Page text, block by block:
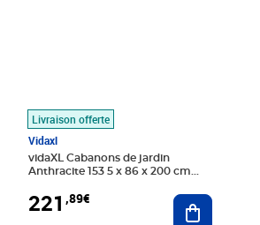
au panier
Livraison offerte
Vidaxl
vidaXL Cabanons de jardin
Anthracite 153 5 x 86 x 200 cm
221 ,89€ Ajouter